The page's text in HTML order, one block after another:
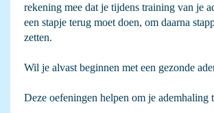
rekening mee dat je tijdens training van je
een stapje terug moet doen, om daarna
zetten.
Wil je alvast beginnen met een gezonde
Deze oefeningen helpen om je ademhaling